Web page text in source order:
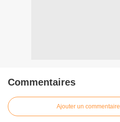
Commentaires
Ajouter un commentaire